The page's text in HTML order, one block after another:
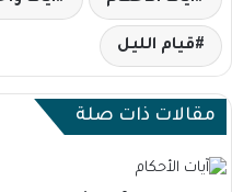
قيام الليل
مقالات ذات صلة